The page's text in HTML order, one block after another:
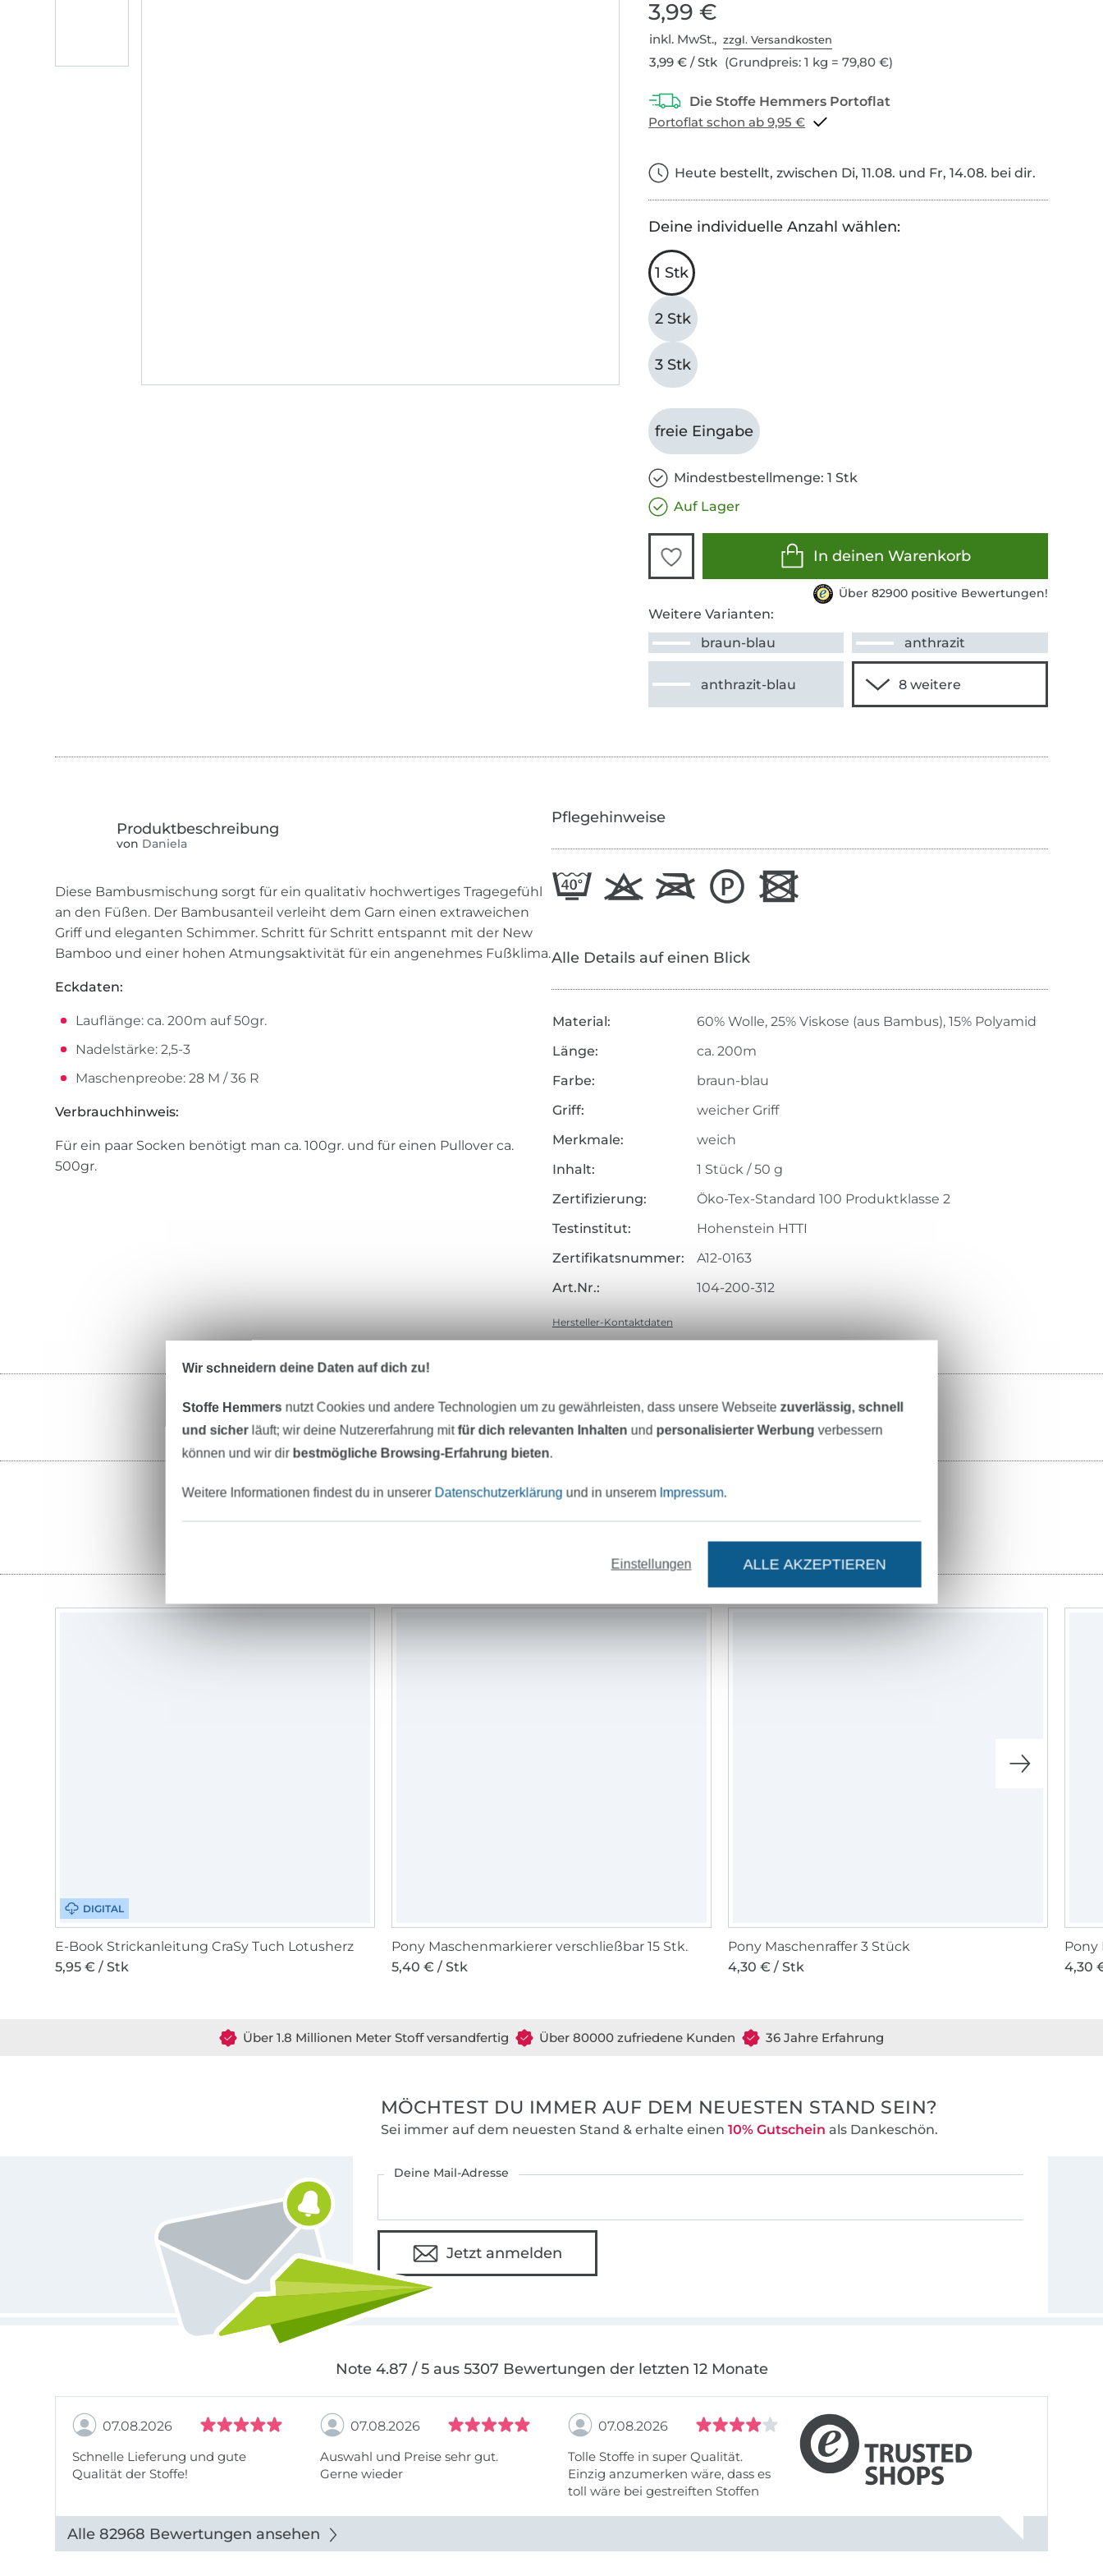
3,99 €
inkl. MwSt.,zzgl. Versandkosten
3,99 € / Stk (Grundpreis: 1 kg = 79,80 €)
Portoflat schon ab 9,95 €
Heute bestellt, zwischen Di, 11.08. und Fr, 14.08. bei dir.
Deine individuelle Anzahl wählen:
1 Stk
2 Stk
3 Stk
freie Eingabe
Mindestbestellmenge: 1 Stk
Auf Lager
In deinen Warenkorb
Über 82900 positive Bewertungen!
Weitere Varianten:
braun-blau
anthrazit
anthrazit-blau
von Daniela
Diese Bambusmischung sorgt für ein qualitativ hochwertiges Tragegefühl
an den Füßen. Der Bambusanteil verleiht dem Garn einen extraweichen
Griff und eleganten Schimmer. Schritt für Schritt entspannt mit der New
Bamboo und einer hohen Atmungsaktivität für ein angenehmes Fußklima.
Eckdaten:
Lauflänge: ca. 200m auf 50gr.
Nadelstärke: 2,5-3
Maschenpreobe: 28 M / 36 R
Verbrauchhinweis:
Für ein paar Socken benötigt man ca. 100gr. und für einen Pullover ca.
500gr.
Pflegehinweise
Alle Details auf einen Blick
Material:
60% Wolle, 25% Viskose (aus Bambus), 15% Polyamid
Länge:
ca. 200m
Farbe:
braun-blau
Griff:
weicher Griff
Merkmale:
weich
Inhalt:
1 Stück / 50 g
Zertifizierung:
Öko-Tex-Standard 100 Produktklasse 2
Testinstitut:
Hohenstein HTTI
Zertifikatsnummer:
A12-0163
Art.Nr.:
104-200-312
Hersteller-Kontaktdaten
Unser Tipp: Das passt dazu
DIGITAL
E-Book Strickanleitung CraSy Tuch Lotusherz
5,95 € / Stk
Pony Maschenmarkierer verschließbar 15 Stk.
5,40 € / Stk
Pony Maschenraffer 3 Stück
4,30 € / Stk
Pony
4,30
Über 1.8 Millionen Meter Stoff versandfertig Über 80000 zufriedene Kunden 36 Jahre Erfahrung
MÖCHTEST DU IMMER AUF DEM NEUESTEN STAND SEIN?
Sei immer auf dem neuesten Stand & erhalte einen 10% Gutschein als Dankeschön.
Deine Mail-Adresse
Jetzt anmelden
Note 4.87 / 5 aus 5307 Bewertungen der letzten 12 Monate
07.08.2026
Schnelle Lieferung und gute
Qualität der Stoffe!
07.08.2026
Auswahl und Preise sehr gut.
Gerne wieder
07.08.2026
Tolle Stoffe in super Qualität.
Einzig anzumerken wäre, dass es
toll wäre bei gestreiften Stoffen
Alle 82968 Bewertungen ansehen
Wir schneidern deine Daten auf dich zu!
Stoffe Hemmers nutzt Cookies und andere Technologien um zu gewährleisten, dass unsere Webseitezuverlässig, schnell
und sicherläuft; wir deine Nutzererfahrung mitfür dich relevanten Inhalten und personalisierter Werbung verbessern
können und wir dir bestmögliche Browsing-Erfahrung bieten.
Weitere Informationen findest du in unserer Datenschutzerklärung und in unserem Impressum.
Einstellungen ALLE AKZEPTIEREN